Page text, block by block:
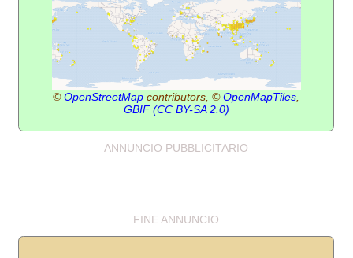
©OpenStreetMap contributors, ©OpenMapTiles
GBIF (CC BY-SA 2.0)
ANNUNCIO PUBBLICITARIO
FINE ANNUNCIO